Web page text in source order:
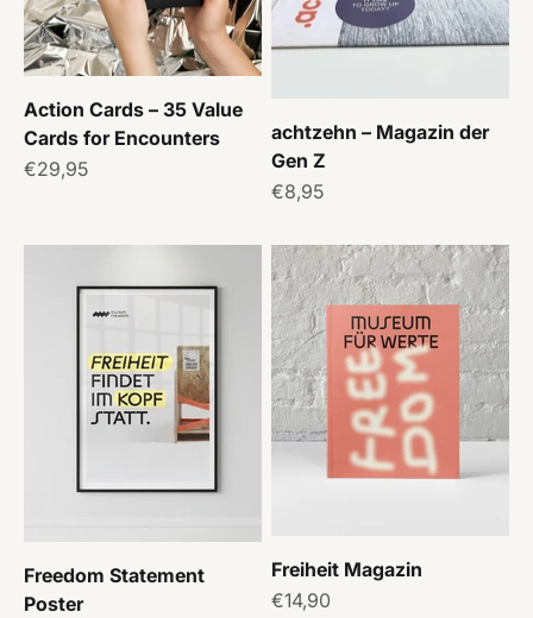
Action Cards – 35 Value
Cards for Encounters
Angebot
€29,95
achtzehn – Magazin der
Gen Z
Angebot
€8,95
Freedom Statement
Poster
Freiheit Magazin
Angebot
€14,90